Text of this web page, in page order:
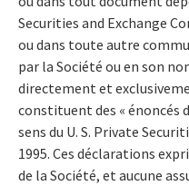
Securities and Exchange
ou dans toute autre
par la Société ou en son
directement et
constituent des « énoncés
sens du U. S. Private
1995. Ces déclarations
de la Société, et aucune